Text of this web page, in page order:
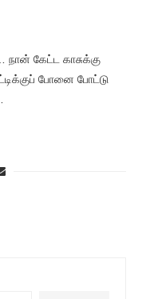
கேட்ட காசுக்கு
போனை போட்டு